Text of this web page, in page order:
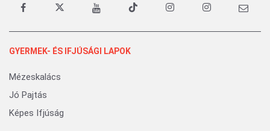
GYERMEK- ÉS IFJÚSÁGI LAPOK
Mézeskalács
Jó Pajtás
Képes Ifjúság